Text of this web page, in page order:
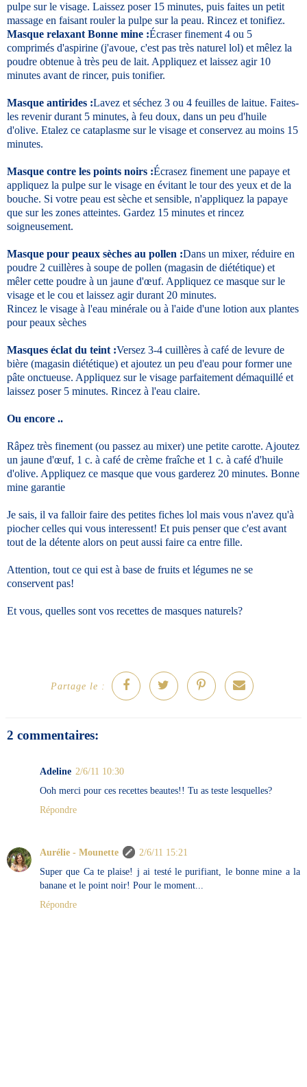
pulpe sur le visage. Laissez poser 15 minutes, puis faites un petit
massage en faisant rouler la pulpe sur la peau. Rincez et tonifiez.
Masque relaxant Bonne mine :Écraser finement 4 ou 5
comprimés d'aspirine (j'avoue, c'est pas très naturel lol) et mêlez la
poudre obtenue à très peu de lait. Appliquez et laissez agir 10
minutes avant de rincer, puis tonifier.
Masque antirides :Lavez et séchez 3 ou 4 feuilles de laitue. Faites-
les revenir durant 5 minutes, à feu doux, dans un peu d'huile
d'olive. Etalez ce cataplasme sur le visage et conservez au moins 15
minutes.
Masque contre les points noirs :Écrasez finement une papaye et
appliquez la pulpe sur le visage en évitant le tour des yeux et de la
bouche. Si votre peau est sèche et sensible, n'appliquez la papaye
que sur les zones atteintes. Gardez 15 minutes et rincez
soigneusement.
Masque pour peaux sèches au pollen :Dans un mixer, réduire en
poudre 2 cuillères à soupe de pollen (magasin de diététique) et
mêler cette poudre à un jaune d'œuf. Appliquez ce masque sur le
visage et le cou et laissez agir durant 20 minutes.
Rincez le visage à l'eau minérale ou à l'aide d'une lotion aux plantes
pour peaux sèches
Masques éclat du teint :Versez 3-4 cuillères à café de levure de
bière (magasin diététique) et ajoutez un peu d'eau pour former une
pâte onctueuse. Appliquez sur le visage parfaitement démaquillé et
laissez poser 5 minutes. Rincez à l'eau claire.
Ou encore ..
Râpez très finement (ou passez au mixer) une petite carotte. Ajoutez
un jaune d'œuf, 1 c. à café de crème fraîche et 1 c. à café d'huile
d'olive. Appliquez ce masque que vous garderez 20 minutes. Bonne
mine garantie
Je sais, il va falloir faire des petites fiches lol mais vous n'avez qu'à
piocher celles qui vous interessent! Et puis penser que c'est avant
tout de la détente alors on peut aussi faire ca entre fille.
Attention, tout ce qui est à base de fruits et légumes ne se
conservent pas!
Et vous, quelles sont vos recettes de masques naturels?
Partage le :
2 commentaires:
Adeline 2/6/11 10:30
Ooh merci pour ces recettes beautes!! Tu as teste lesquelles?
Répondre
Aurélie - Mounette
2/6/11 15:21
Super que Ca te plaise! j ai testé le purifiant, le bonne mine a la
banane et le point noir! Pour le moment...
Répondre